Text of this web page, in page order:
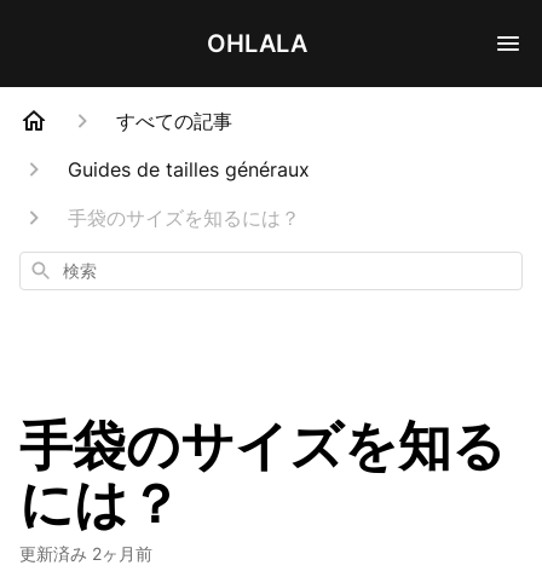
OHLALA
すべての記事
Guides de tailles généraux
手袋のサイズを知るには？
検
索
手袋のサイズを知る
には？
更新済み 2ヶ月前